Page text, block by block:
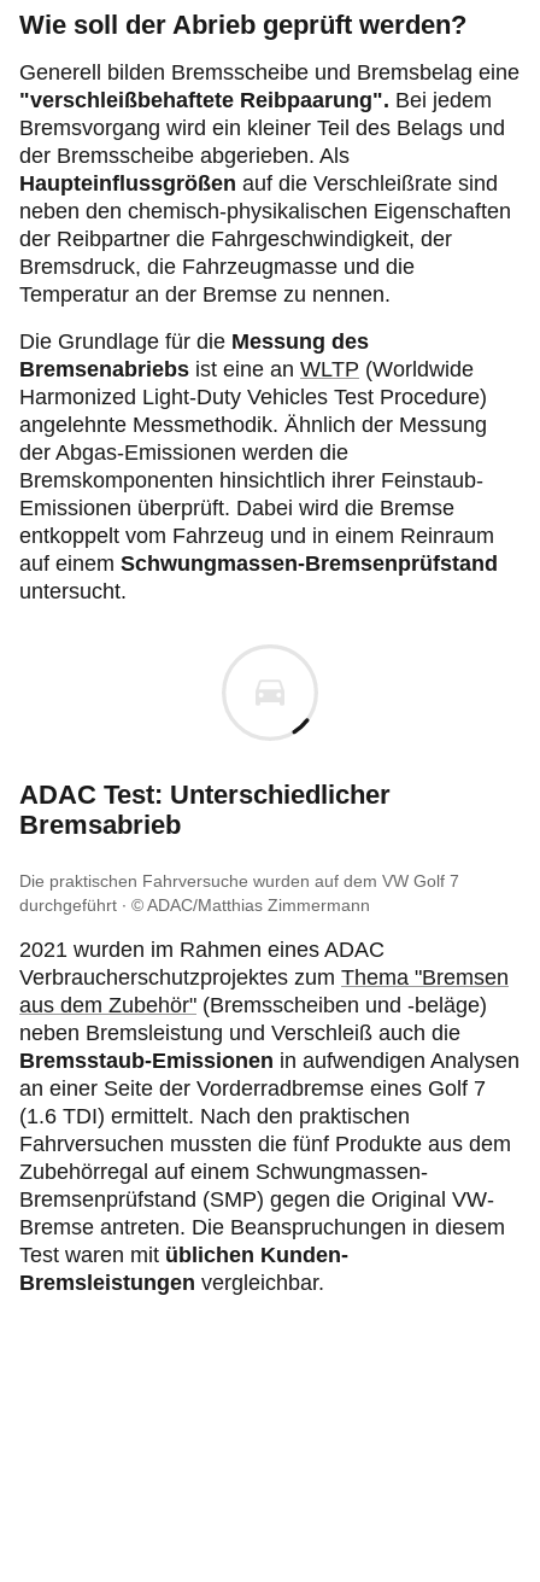
Wie soll der Abrieb geprüft werden?
Generell bilden Bremsscheibe und Bremsbelag eine
"verschleißbehaftete Reibpaarung". Bei jedem
Bremsvorgang wird ein kleiner Teil des Belags und
der Bremsscheibe abgerieben. Als
Haupteinflussgrößen auf die Verschleißrate sind
neben den chemisch-physikalischen Eigenschaften
der Reibpartner die Fahrgeschwindigkeit, der
Bremsdruck, die Fahrzeugmasse und die
Temperatur an der Bremse zu nennen.
Die Grundlage für die Messung des
Bremsenabriebs ist eine an WLTP (Worldwide
Harmonized Light-Duty Vehicles Test Procedure)
angelehnte Messmethodik. Ähnlich der Messung
der Abgas-Emissionen werden die
Bremskomponenten hinsichtlich ihrer Feinstaub-
Emissionen überprüft. Dabei wird die Bremse
entkoppelt vom Fahrzeug und in einem Reinraum
auf einem Schwungmassen-Bremsenprüfstand
untersucht.
ADAC Test: Unterschiedlicher
Bremsabrieb
Die praktischen Fahrversuche wurden auf dem VW Golf 7
durchgeführt
© ADAC/Matthias Zimmermann
2021 wurden im Rahmen eines ADAC
Verbraucherschutzprojektes zum Thema "Bremsen
aus dem Zubehör" (Bremsscheiben und -beläge)
neben Bremsleistung und Verschleiß auch die
Bremsstaub-Emissionen in aufwendigen Analysen
an einer Seite der Vorderradbremse eines Golf 7
(1.6 TDI) ermittelt. Nach den praktischen
Fahrversuchen mussten die fünf Produkte aus dem
Zubehörregal auf einem Schwungmassen-
Bremsenprüfstand (SMP) gegen die Original VW-
Bremse antreten. Die Beanspruchungen in diesem
Test waren mit üblichen Kunden-
Bremsleistungen vergleichbar.